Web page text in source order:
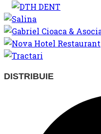
DISTRIBUIESHARE
CONTENT